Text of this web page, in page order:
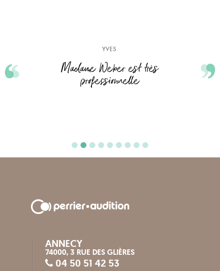
YVES
Madame Weber est très
professionnelle
ANNECY
74000, 3 RUE DES GLIÈRES
04 50 51 42 53